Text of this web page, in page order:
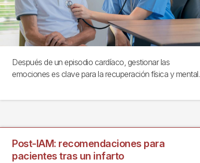
Después de un episodio cardíaco, gestionar las
emociones es clave para la recuperación física y mental.
Post-IAM: recomendaciones para
pacientes tras un infarto